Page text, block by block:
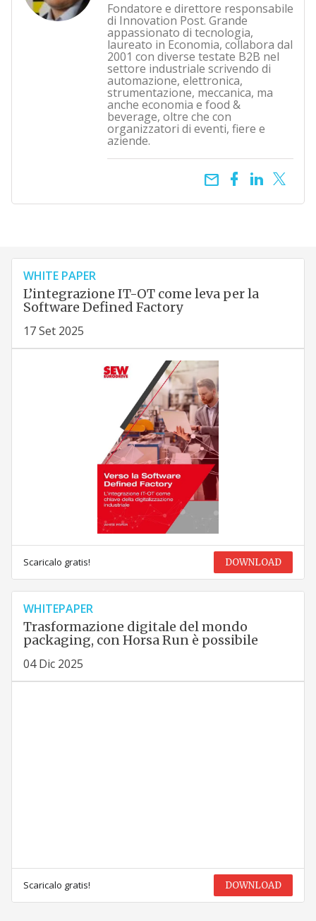
Fondatore e direttore responsabile
di Innovation Post. Grande
appassionato di tecnologia,
laureato in Economia, collabora dal
2001 con diverse testate B2B nel
settore industriale scrivendo di
automazione, elettronica,
strumentazione, meccanica, ma
anche economia e food &
beverage, oltre che con
organizzatori di eventi, fiere e
aziende.
email
WHITE PAPER
L’integrazione IT-OT come leva per la
Software Defined Factory
17 Set 2025
Scaricalo gratis! DOWNLOAD
WHITEPAPER
Trasformazione digitale del mondo
packaging, con Horsa Run è possibile
04 Dic 2025
Scaricalo gratis! DOWNLOAD